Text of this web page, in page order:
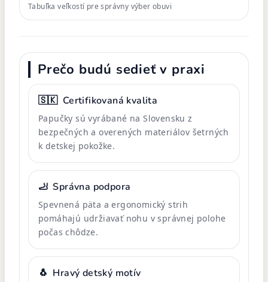
Tabuľka veľkostí pre správny výber obuvi
Prečo budú sedieť v praxi
🇸🇰 Certifikovaná kvalita
Papučky sú vyrábané na Slovensku z
bezpečných a overených materiálov šetrných
k detskej pokožke.
🦶 Správna podpora
Spevnená päta a ergonomický strih
pomáhajú udržiavať nohu v správnej polohe
počas chôdze.
🐧 Hravý detský motív